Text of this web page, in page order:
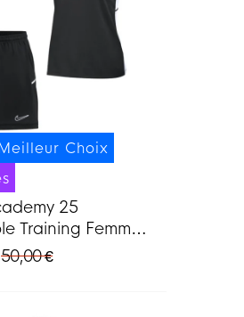
Choix
25
Training Femmes
Blanc
50,00 €